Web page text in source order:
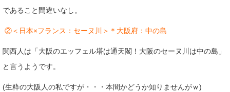
であること間違いなし。
②＜日本×フランス：セーヌ川＞＊大阪府：中の島
関西人は「大阪のエッフェル塔は通天閣！大阪のセーヌ川は中の島」
と言うようです。
(生粋の大阪人の私ですが・・・本間かどうか知りませんがｗ)